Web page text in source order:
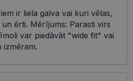
ir liela galva vai kuri vēlas,
ērti. Mērījums: Parasti virs
var piedāvāt "wide fit" vai
izmēram.